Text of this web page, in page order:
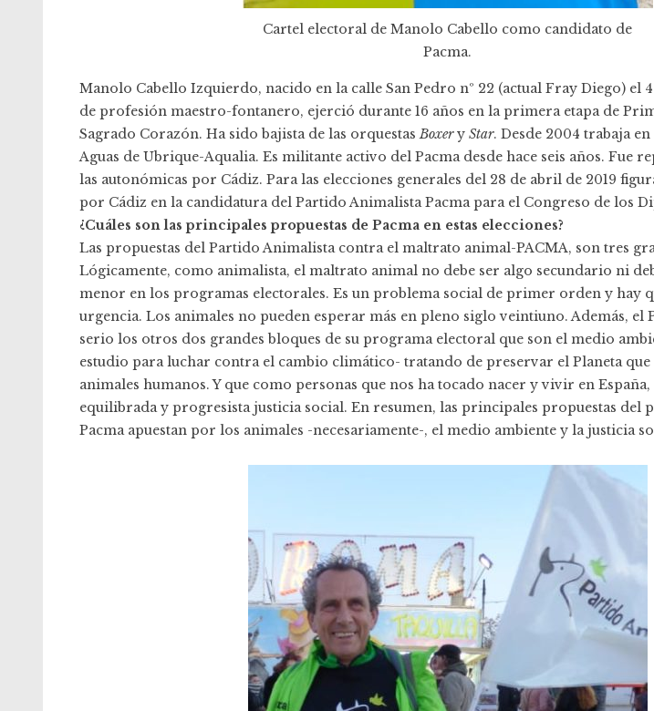
Cartel electoral de Manolo Cabello como candidato de
Pacma.
Manolo Cabello Izquierdo, nacido en la calle San Pedro nº 22 (actual Fray Diego) el 4
de profesión maestro-fontanero, ejerció durante 16 años en la primera etapa de
Sagrado Corazón. Ha sido bajista de las orquestasBoxery Star. Desde 2004 trabaja
Aguas de Ubrique-Aqualia. Es militante activo del Pacma desde hace seis años. Fue
las autonómicas por Cádiz. Para las elecciones generales del 28 de abril de 2019
por Cádiz en la candidatura del Partido Animalista Pacma para el Congreso de los
¿Cuáles son las principales propuestas de Pacma en estas elecciones?
Las propuestas del Partido Animalista contra el maltrato animal-PACMA, son tres
Lógicamente, como animalista, el maltrato animal no debe ser algo secundario ni
menor en los programas electorales. Es un problema social de primer orden y hay
urgencia. Los animales no pueden esperar más en pleno siglo veintiuno. Además, el
serio los otros dos grandes bloques de su programa electoral que son el medio
estudio para luchar contra el cambio climático- tratando de preservar el Planeta
animales humanos. Y que como personas que nos ha tocado nacer y vivir en España,
equilibrada y progresista justicia social. En resumen, las principales propuestas del
Pacma apuestan por los animales -necesariamente-, el medio ambiente y la justicia